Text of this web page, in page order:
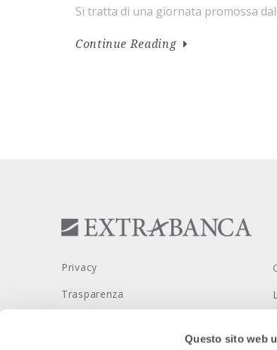
Questo sito web
Si tratta di una giornata promossa
“Climate Action for Peace” In
Continue Reading
Privacy
Trasparenza